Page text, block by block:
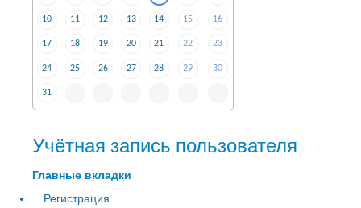
10 11 12 13 14 15 16
17 18 19 20 21 22 23
24 25 26 27 28 29 30
31
Учётная запись пользователя
Главные вкладки
Регистрация